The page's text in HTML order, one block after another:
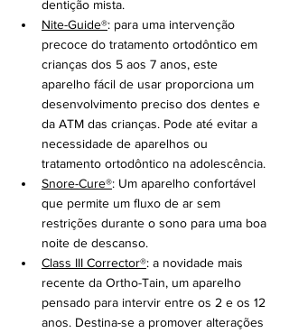
dentição mista.
Nite-Guide®: para uma intervenção
precoce do tratamento ortodôntico em
crianças dos 5 aos 7 anos, este
aparelho fácil de usar proporciona um
desenvolvimento preciso dos dentes e
da ATM das crianças. Pode até evitar a
necessidade de aparelhos ou
tratamento ortodôntico na adolescência.
Snore-Cure®: Um aparelho confortável
que permite um fluxo de ar sem
restrições durante o sono para uma boa
noite de descanso.
Class III Corrector®: a novidade mais
recente da Ortho-Tain, um aparelho
pensado para intervir entre os 2 e os 12
anos. Destina-se a promover alterações